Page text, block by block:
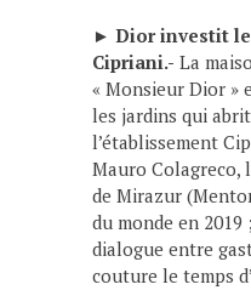
► Dior investit
Cipriani.- La
« Monsieur Dior »
les jardins qui
l’établissement
Mauro
de Mirazur
du monde en
dialogue entre
couture le temps